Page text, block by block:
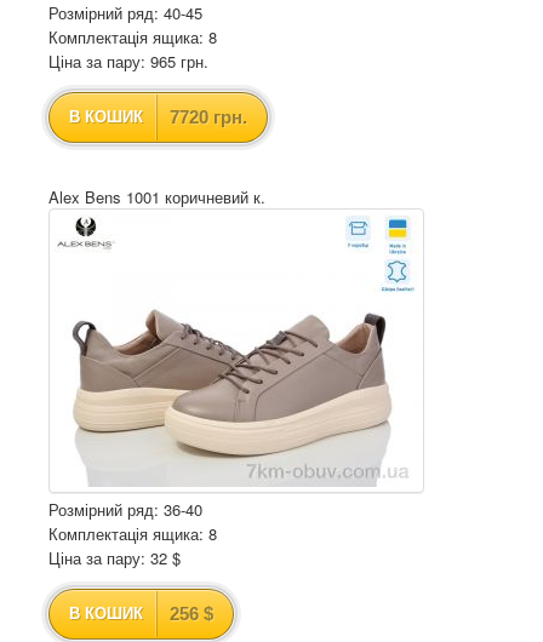
Розмірний ряд: 40-45
Комплектація ящика: 8
Ціна за пару: 965 грн.
В КОШИК 7720 грн.
Alex Bens 1001 коричневий к.
Розмірний ряд: 36-40
Комплектація ящика: 8
Ціна за пару: 32 $
В КОШИК 256 $